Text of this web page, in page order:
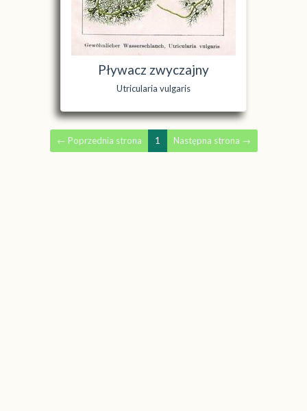
Pływacz zwyczajny
Utricularia vulgaris
← Poprzednia strona 1 Następna strona →